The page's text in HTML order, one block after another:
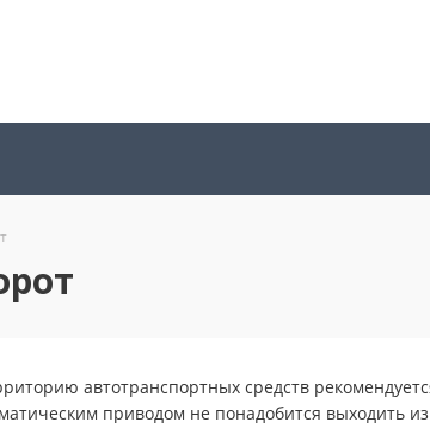
автотранспортных средств
приводом не понадобится выходить